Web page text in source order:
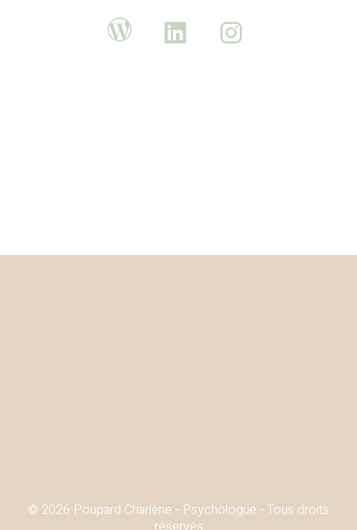
© 2026 Poupard Charlène - Psychologue - Tous droits